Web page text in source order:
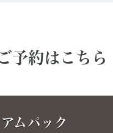
予約はこちら
ムパック